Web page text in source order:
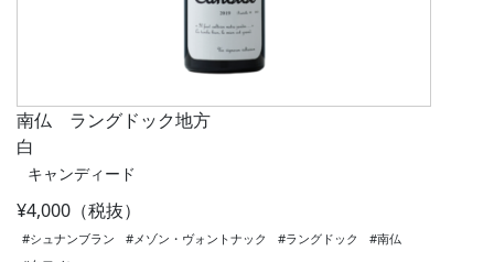
南仏 ラングドック地方
白
キャンディード
¥4,000（税抜）
#シュナンブラン #メゾン・ヴォントナック #ラングドック
#南仏